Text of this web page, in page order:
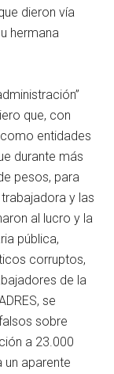
dieron vía
hermana
que, con
entidades
durante más
pesos, para
y las
al lucro y la
pública,
corruptos,
de la
se
sobre
a 23.000
aparente